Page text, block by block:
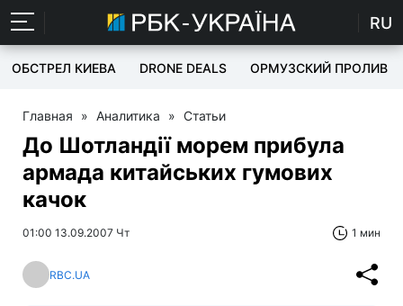
RU
ОБСТРЕЛ КИЕВА DRONE DEALS ОРМУЗСКИЙ ПРОЛИВ
Главная » Аналитика » Статьи
До Шотландії морем прибула
армада китайських гумових
качок
01:00 13.09.2007 Чт 1 мин
RBC.UA